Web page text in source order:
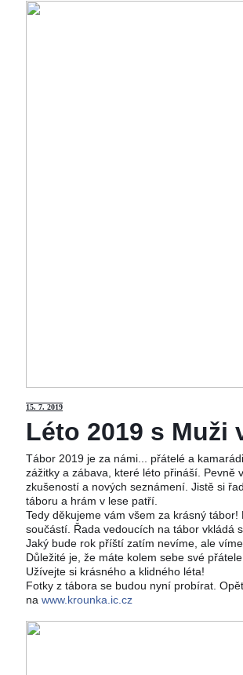
15. 7. 2019
Léto 2019 s Muži
Tábor 2019 je za námi... přátelé a
zážitky a zábava, které léto přináší. Pevně
zkušeností a nových seznámení. Jistě si
táboru a hrám v lese patří.
Tedy děkujeme vám všem za krásný
součástí. Řada vedoucích na tábor vkládá
Jaký bude rok příští zatím nevíme, ale
Důležité je, že máte kolem sebe své
Užívejte si krásného a klidného léta!
Fotky z tábora se budou nyní probírat.
na www.krounka.ic.cz